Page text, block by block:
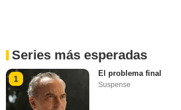
Series más esperadas
1
El problema final
Suspense